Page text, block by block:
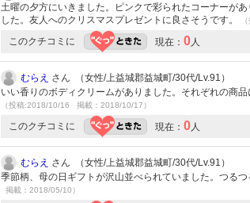
土曜の夕方にいきました。ピンクで彩られたコーナーが
した。友人へのクリスマスプレゼントに良さそうです。
このクチコミに 現在： 0人
むらえ さん （女性/上益城郡益城町/30代/Lv.91）
いい香りのボディクリームがありました。それぞれの商
（投稿:2018/10/16 掲載：2018/10/17）
このクチコミに 現在： 0人
むらえ さん （女性/上益城郡益城町/30代/Lv.91）
季節柄、母の日ギフトが沢山並べられていました。つる
掲載：2018/05/10）